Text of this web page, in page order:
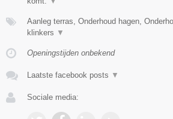
Aanleg terras, Onderhoud hagen,
klinkers ▼
Openingstijden onbekend
Laatste facebook posts ▼
Sociale media: